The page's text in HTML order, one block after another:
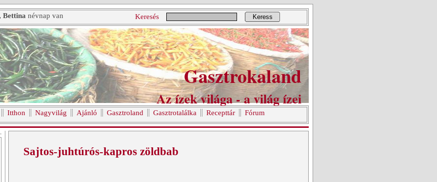
Bettina névnap van Keresés Keress
Gasztrokaland
Az ízek világa - a világ ízei
Itthon Nagyvilág Ajánló Gasztroland Gasztrotalálka Recepttár Fórum
Sajtos-juhtúrós-kapros zöldbab